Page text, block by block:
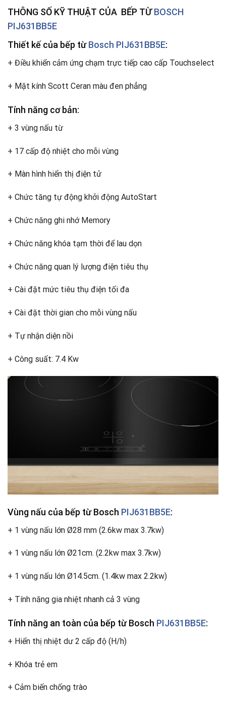
THÔNG SỐ KỸ THUẬT CỦA BẾP TỪBOSCH
PIJ631BB5E
Thiết kế của bếp từBosch PIJ631BB5E:
+ Điều khiển cảm ứng chạm trực tiếp cao cấp Touchselect
+ Mặt kính Scott Ceran màu đen phẳng
Tính năng cơ bản:
+ 3 vùng nấu từ
+ 17 cấp độ nhiệt cho mỗi vùng
+ Màn hình hiển thị điện tử
+ Chức tăng tự động khởi động AutoStart
+ Chức năng ghi nhớ Memory
+ Chức năng khóa tạm thời để lau dọn
+ Chức năng quan lý lượng điện tiêu thụ
+ Cài đặt mức tiêu thụ điện tối đa
+ Cài đặt thời gian cho mỗi vùng nấu
+ Tự nhận diện nồi
+ Công suất: 7.4 Kw
Vùng nấu của bếp từ Bosch PIJ631BB5E:
+ 1 vùng nấu lớn Ø28 mm (2.6kw max 3.7kw)
+ 1 vùng nấu lớn Ø21cm. (2.2kw max 3.7kw)
+ 1 vùng nấu lớn Ø14.5cm. (1.4kw max 2.2kw)
+ Tính năng gia nhiệt nhanh cả 3 vùng
Tính năng an toàn của bếp từ Bosch PIJ631BB5E:
+ Hiển thị nhiệt dư 2 cấp độ (H/h)
+ Khóa trẻ em
+ Cảm biến chống trào